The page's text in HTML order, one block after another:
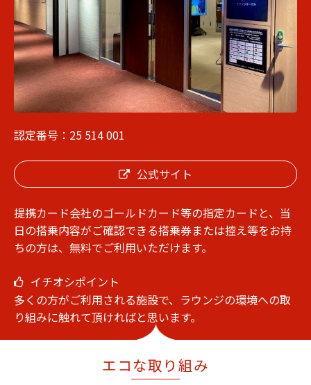
認定番号：25 514 001
公式サイト
提携カード会社のゴールドカード等の指定カードと、当
日の搭乗内容がご確認できる搭乗券または控え等をお持
ちの方は、無料でご利用いただけます。
イチオシポイント
多くの方がご利用される施設で、ラウンジの環境への取
り組みに触れて頂ければと思います。
エコな取り組み